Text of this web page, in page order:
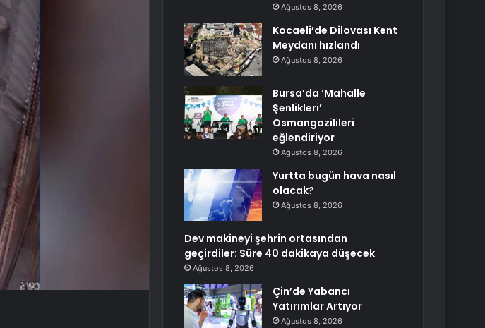
Ağustos 8, 2026
Kocaeli’de Dilovası Kent
Meydanı hızlandı
Ağustos 8, 2026
Bursa’da ‘Mahalle
Şenlikleri’
Osmangazilileri
eğlendiriyor
Ağustos 8, 2026
Yurtta bugün hava nasıl
olacak?
Ağustos 8, 2026
Dev makineyi şehrin ortasından
geçirdiler: Süre 40 dakikaya düşecek
Ağustos 8, 2026
Çin’de Yabancı
Yatırımlar Artıyor
Ağustos 8, 2026